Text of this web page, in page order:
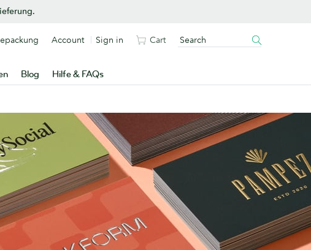
Blog Hilfe & FAQs
Account Sign in Cart